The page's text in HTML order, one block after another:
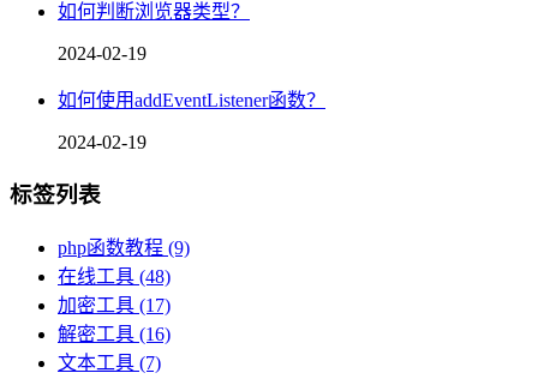
如何判断浏览器类型？
2024-02-19
如何使用addEventListener函数？
2024-02-19
标签列表
php函数教程 (9)
在线工具 (48)
加密工具 (17)
解密工具 (16)
文本工具 (7)